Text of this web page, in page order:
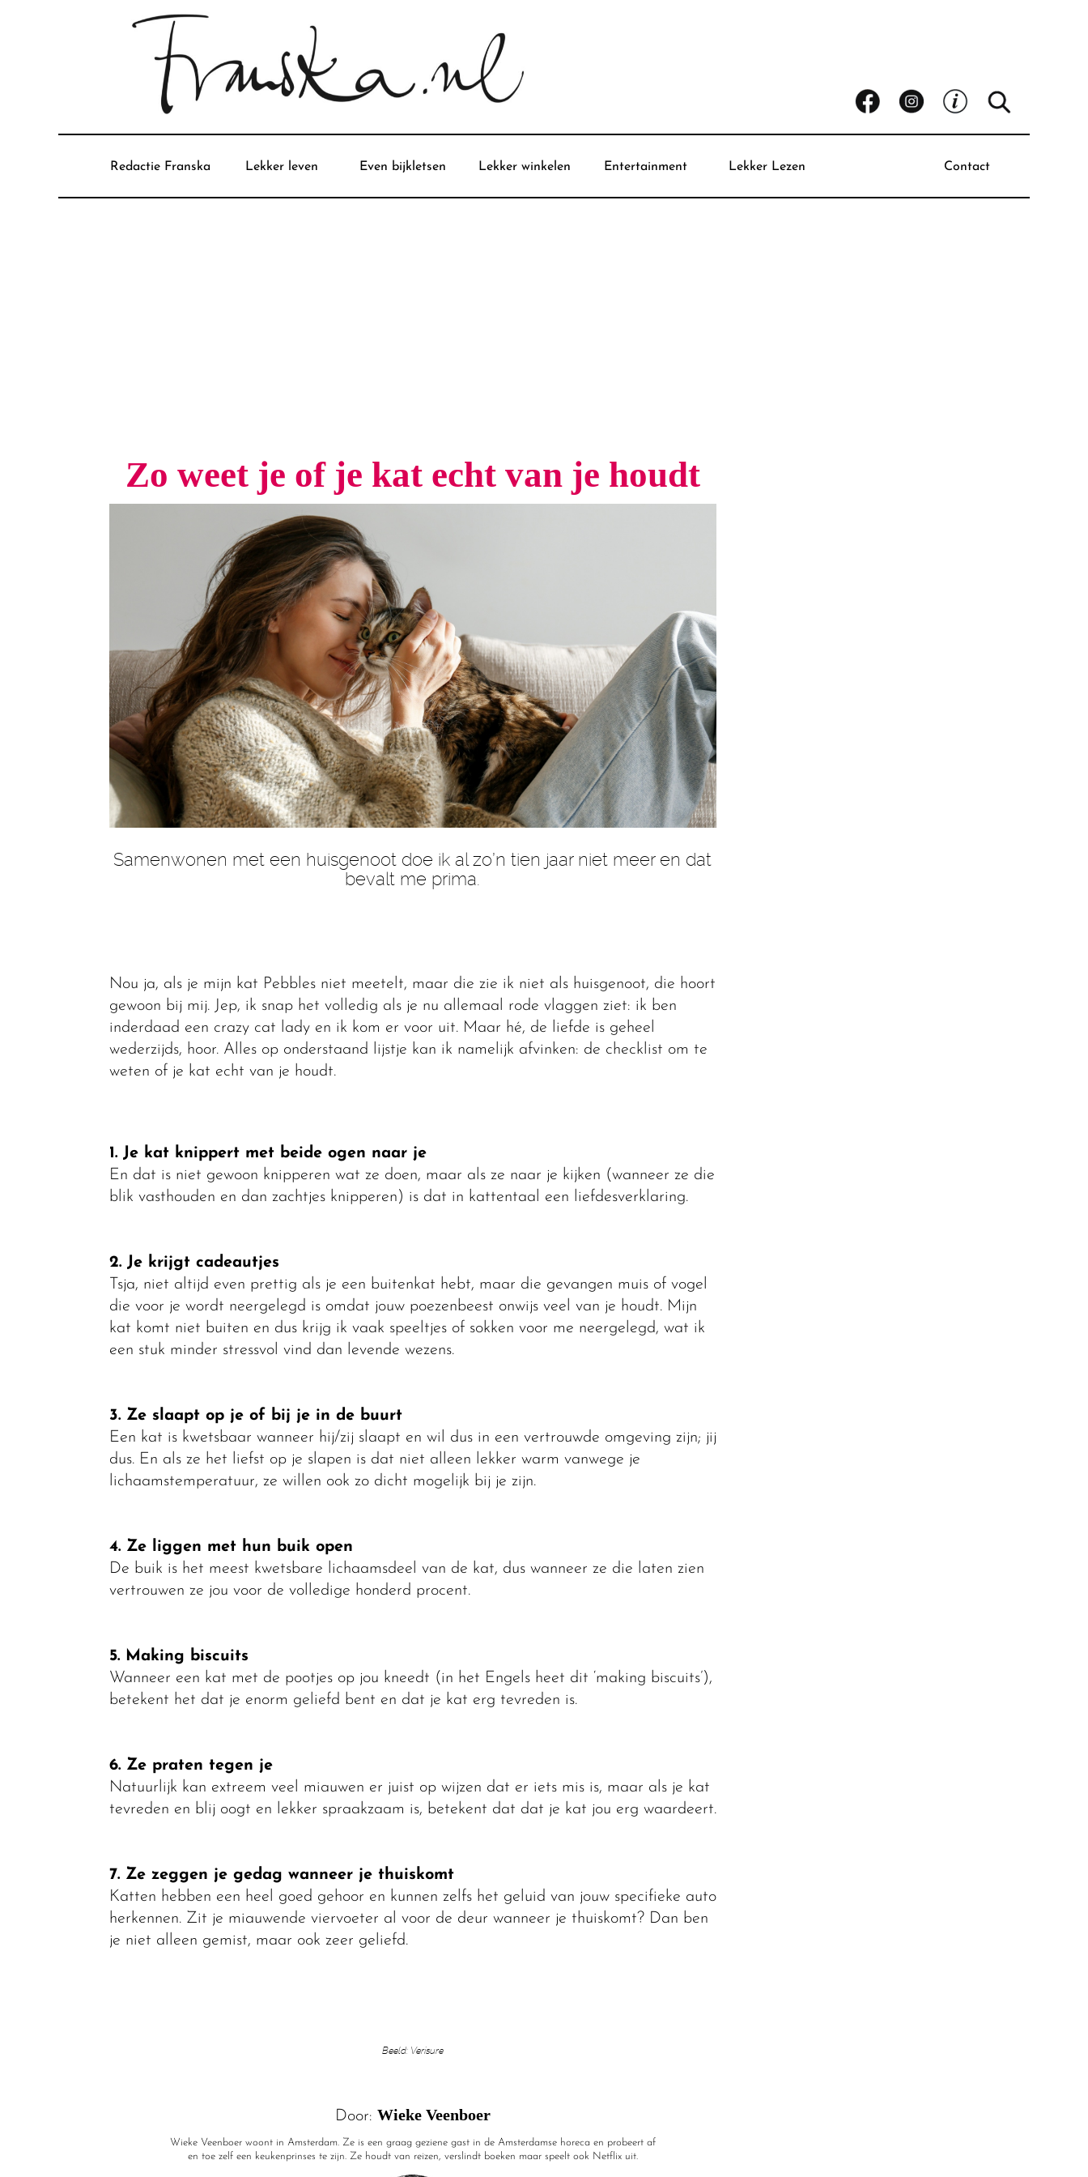
Redactie Franska Lekker leven Even bijkletsen Lekker winkelen Entertainment Lekker Lezen Contact
Zo weet je of je kat echt van je houdt
Samenwonen met een huisgenoot doe ik al zo’n tien jaar niet meer en dat
bevalt me prima.
Nou ja, als je mijn kat Pebbles niet meetelt, maar die zie ik niet als huisgenoot, die hoort
gewoon bij mij. Jep, ik snap het volledig als je nu allemaal rode vlaggen ziet: ik ben
inderdaad een crazy cat lady en ik kom er voor uit. Maar hé, de liefde is geheel
wederzijds, hoor. Alles op onderstaand lijstje kan ik namelijk afvinken: de checklist om te
weten of je kat echt van je houdt.
1. Je kat knippert met beide ogen naar je
En dat is niet gewoon knipperen wat ze doen, maar als ze naar je kijken (wanneer ze die
blik vasthouden en dan zachtjes knipperen) is dat in kattentaal een liefdesverklaring.
2. Je krijgt cadeautjes
Tsja, niet altijd even prettig als je een buitenkat hebt, maar die gevangen muis of vogel
die voor je wordt neergelegd is omdat jouw poezenbeest onwijs veel van je houdt. Mijn
kat komt niet buiten en dus krijg ik vaak speeltjes of sokken voor me neergelegd, wat ik
een stuk minder stressvol vind dan levende wezens.
3. Ze slaapt op je of bij je in de buurt
Een kat is kwetsbaar wanneer hij/zij slaapt en wil dus in een vertrouwde omgeving zijn; jij
dus. En als ze het liefst op je slapen is dat niet alleen lekker warm vanwege je
lichaamstemperatuur, ze willen ook zo dicht mogelijk bij je zijn.
4. Ze liggen met hun buik open
De buik is het meest kwetsbare lichaamsdeel van de kat, dus wanneer ze die laten zien
vertrouwen ze jou voor de volledige honderd procent.
5. Making biscuits
Wanneer een kat met de pootjes op jou kneedt (in het Engels heet dit ‘making biscuits’),
betekent het dat je enorm geliefd bent en dat je kat erg tevreden is.
6. Ze praten tegen je
Natuurlijk kan extreem veel miauwen er juist op wijzen dat er iets mis is, maar als je kat
tevreden en blij oogt en lekker spraakzaam is, betekent dat dat je kat jou erg waardeert.
7. Ze zeggen je gedag wanneer je thuiskomt
Katten hebben een heel goed gehoor en kunnen zelfs het geluid van jouw specifieke auto
herkennen. Zit je miauwende viervoeter al voor de deur wanneer je thuiskomt? Dan ben
je niet alleen gemist, maar ook zeer geliefd.
Beeld: Verisure
Door: Wieke Veenboer
Wieke Veenboer woont in Amsterdam. Ze is een graag geziene gast in de Amsterdamse horeca en probeert af
en toe zelf een keukenprinses te zijn. Ze houdt van reizen, verslindt boeken maar speelt ook Netflix uit.